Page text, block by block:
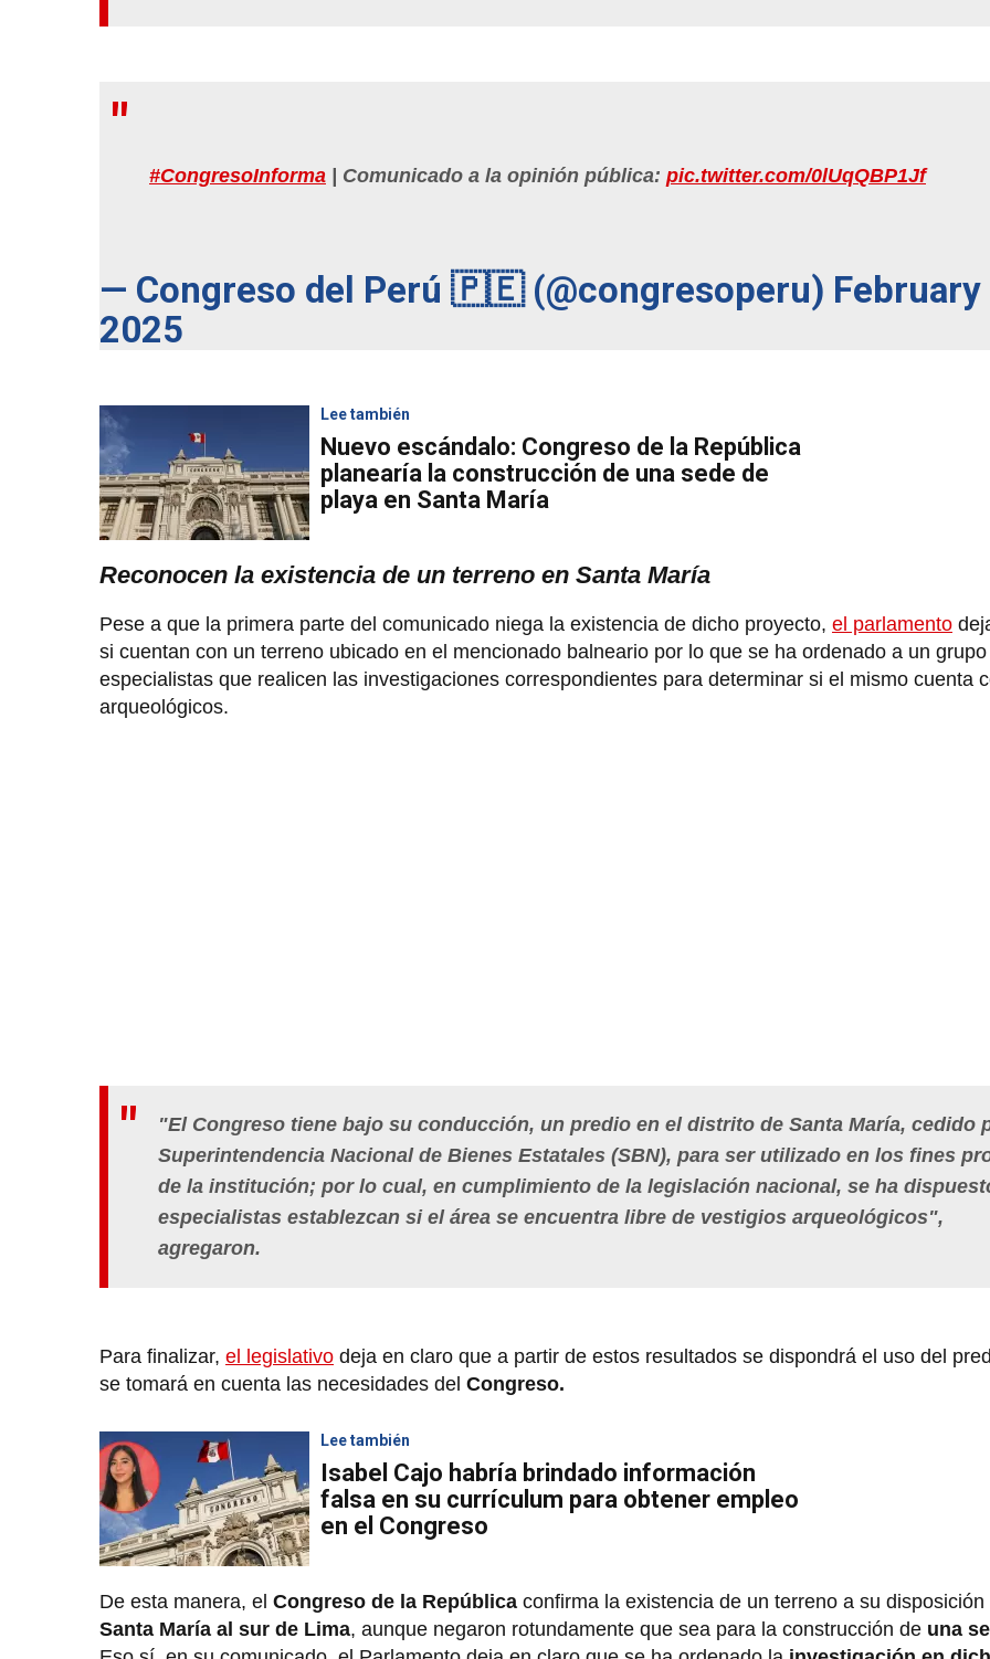
#CongresoInforma | Comunicado a la opinión pública: pic.twitter.com/0lUqQBP1Jf
— Congreso del Perú 🇵🇪 (@congresoperu) February
2025
Lee también
Nuevo escándalo: Congreso de la República
planearía la construcción de una sede de
playa en Santa María
Reconocen la existencia de un terreno en Santa María
Pese a que la primera parte del comunicado niega la existencia de dicho proyecto, el parlamento
si cuentan con un terreno ubicado en el mencionado balneario por lo que se ha ordenado a un
especialistas que realicen las investigaciones correspondientes para determinar si el mismo cuenta
arqueológicos.
"El Congreso tiene bajo su conducción, un predio en el distrito de Santa María, cedido
Superintendencia Nacional de Bienes Estatales (SBN), para ser utilizado en los fines
de la institución; por lo cual, en cumplimiento de la legislación nacional, se ha
especialistas establezcan si el área se encuentra libre de vestigios arqueológicos",
agregaron.
Para finalizar, el legislativo deja en claro que a partir de estos resultados se dispondrá el uso del
se tomará en cuenta las necesidades del Congreso.
Lee también
Isabel Cajo habría brindado información
falsa en su currículum para obtener empleo
en el Congreso
De esta manera, el Congreso de la República confirma la existencia de un terreno a su disposición
Santa María al sur de Lima, aunque negaron rotundamente que sea para la construcción de una